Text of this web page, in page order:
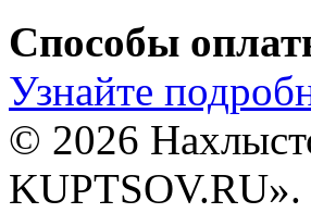
Способы
Узнайте
© 2026